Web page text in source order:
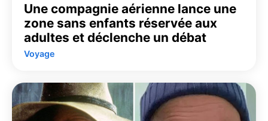
Une compagnie aérienne lance une
zone sans enfants réservée aux
adultes et déclenche un débat
Voyage